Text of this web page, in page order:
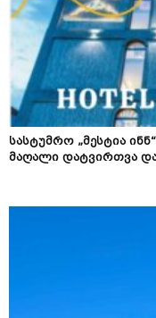
სასტუმრო „მესტია
მაღალი დატვირთვა